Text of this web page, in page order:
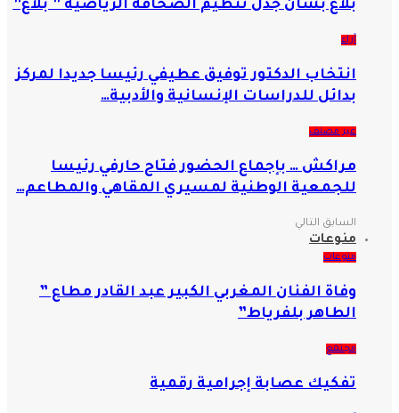
بلاغ بشأن جدل تنظيم الصحافة الرياضية ” بلاغ”
آراء
انتخاب الدكتور توفيق عطيفي رئيسا جديدا لمركز
بدائل للدراسات الإنسانية والأدبية…
غير مصنف
مراكش … بإجماع الحضور فتاح حارفي رئيسا
للجمعية الوطنية لمسيري المقاهي والمطاعم…
السابق التالي
منوعات
منوعات
وفاة الفنان المغربي الكبير عبد القادر مطاع ”
الطاهر بلفرياط”
مجتمع
تفكيك عصابة إجرامية رقمية